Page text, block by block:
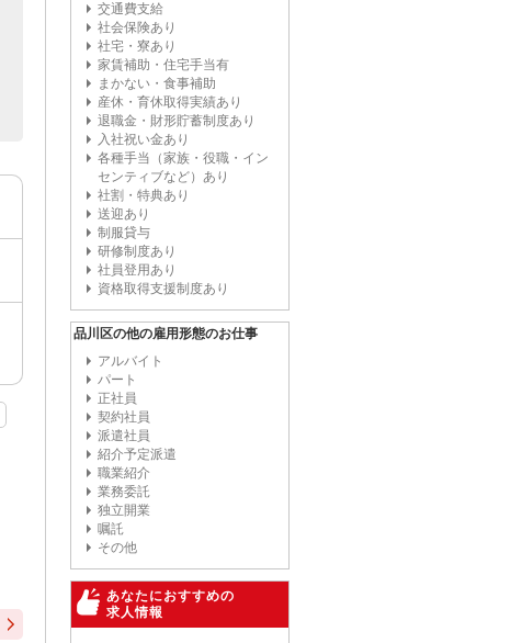
交通費支給
社会保険あり
社宅・寮あり
家賃補助・住宅手当有
まかない・食事補助
産休・育休取得実績あり
退職金・財形貯蓄制度あり
入社祝い金あり
各種手当（家族・役職・イン
センティブなど）あり
社割・特典あり
送迎あり
制服貸与
研修制度あり
社員登用あり
資格取得支援制度あり
品川区の他の雇用形態のお仕事
アルバイト
パート
正社員
契約社員
派遣社員
紹介予定派遣
職業紹介
業務委託
独立開業
嘱託
その他
あなたにおすすめの
求人情報